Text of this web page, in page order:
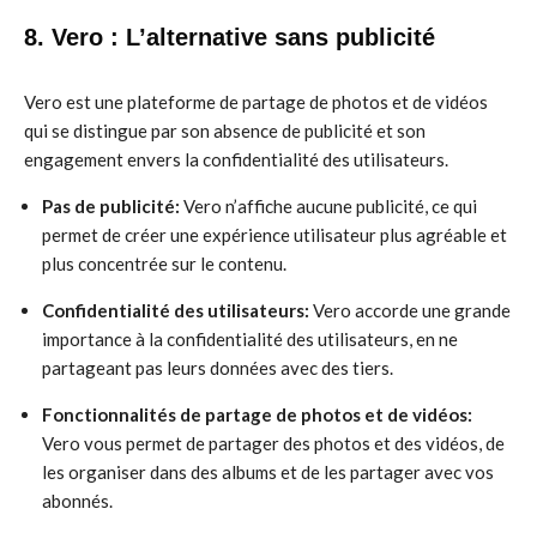
8. Vero : L’alternative sans publicité
Vero est une plateforme de partage de photos et de vidéos
qui se distingue par son absence de publicité et son
engagement envers la confidentialité des utilisateurs.
Pas de publicité: Vero n’affiche aucune publicité, ce qui
permet de créer une expérience utilisateur plus agréable et
plus concentrée sur le contenu.
Confidentialité des utilisateurs: Vero accorde une grande
importance à la confidentialité des utilisateurs, en ne
partageant pas leurs données avec des tiers.
Fonctionnalités de partage de photos et de vidéos:
Vero vous permet de partager des photos et des vidéos, de
les organiser dans des albums et de les partager avec vos
abonnés.